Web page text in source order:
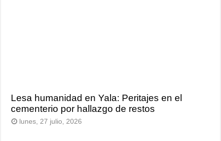
Lesa humanidad en Yala: Peritajes en el
cementerio por hallazgo de restos
lunes, 27 julio, 2026